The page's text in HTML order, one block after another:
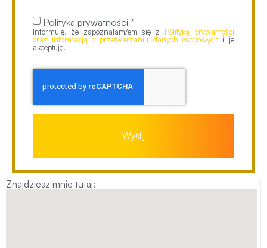
Znajdziesz mnie tutaj:
Polityka prywatności *
Informuję, że zapoznałam/em się z Polityką prywatności
oraz informacją o przetwarzaniu danych osobowych i je
akceptuję.
Wyślij